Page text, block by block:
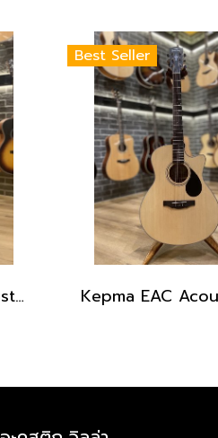
Kepma G141 HPL Acoustic Guitar with Gig Bag
Best Seller